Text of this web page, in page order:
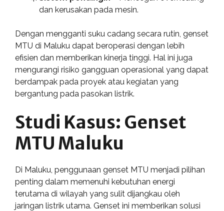
dan kerusakan pada mesin.
Dengan mengganti suku cadang secara rutin, genset
MTU di Maluku dapat beroperasi dengan lebih
efisien dan memberikan kinerja tinggi. Hal ini juga
mengurangi risiko gangguan operasional yang dapat
berdampak pada proyek atau kegiatan yang
bergantung pada pasokan listrik.
Studi Kasus: Genset
MTU Maluku
Di Maluku, penggunaan genset MTU menjadi pilihan
penting dalam memenuhi kebutuhan energi
terutama di wilayah yang sulit dijangkau oleh
jaringan listrik utama. Genset ini memberikan solusi